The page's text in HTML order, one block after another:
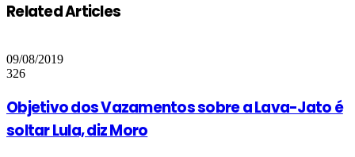
Related Articles
09/08/2019
326
Objetivo dos Vazamentos sobre a Lava-Jato é
soltar Lula, diz Moro